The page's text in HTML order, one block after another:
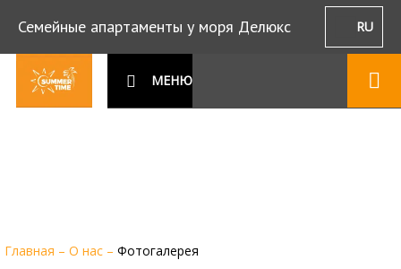
Семейные апартаменты у моря Делюкс RU
МЕНЮ
Главная – О нас – Фотогалерея